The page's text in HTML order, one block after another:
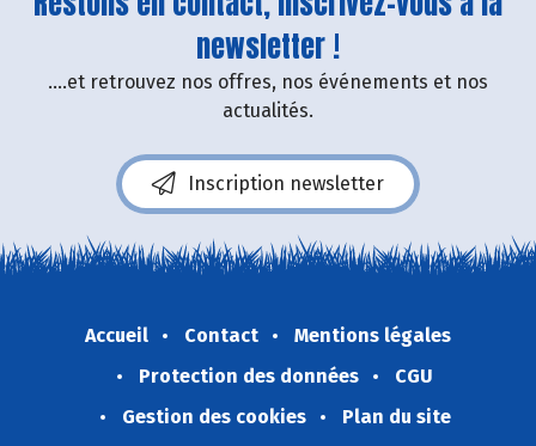
newsletter !
....et retrouvez nos offres, nos événements et nos
actualités.
Inscription newsletter
Accueil Contact
Mentions légales
Protection des données
CGU
Gestion des cookies
Plan du site